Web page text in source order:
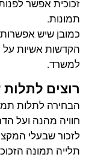
זכוכית אפשר
תמונות.
כמובן שיש אפשרות
הקדשות אשיות על
למשרד.
רוצים
הבחירה לתלות
חוויה מהנה ועל
לזכור שבעלי
תלייה תמונה